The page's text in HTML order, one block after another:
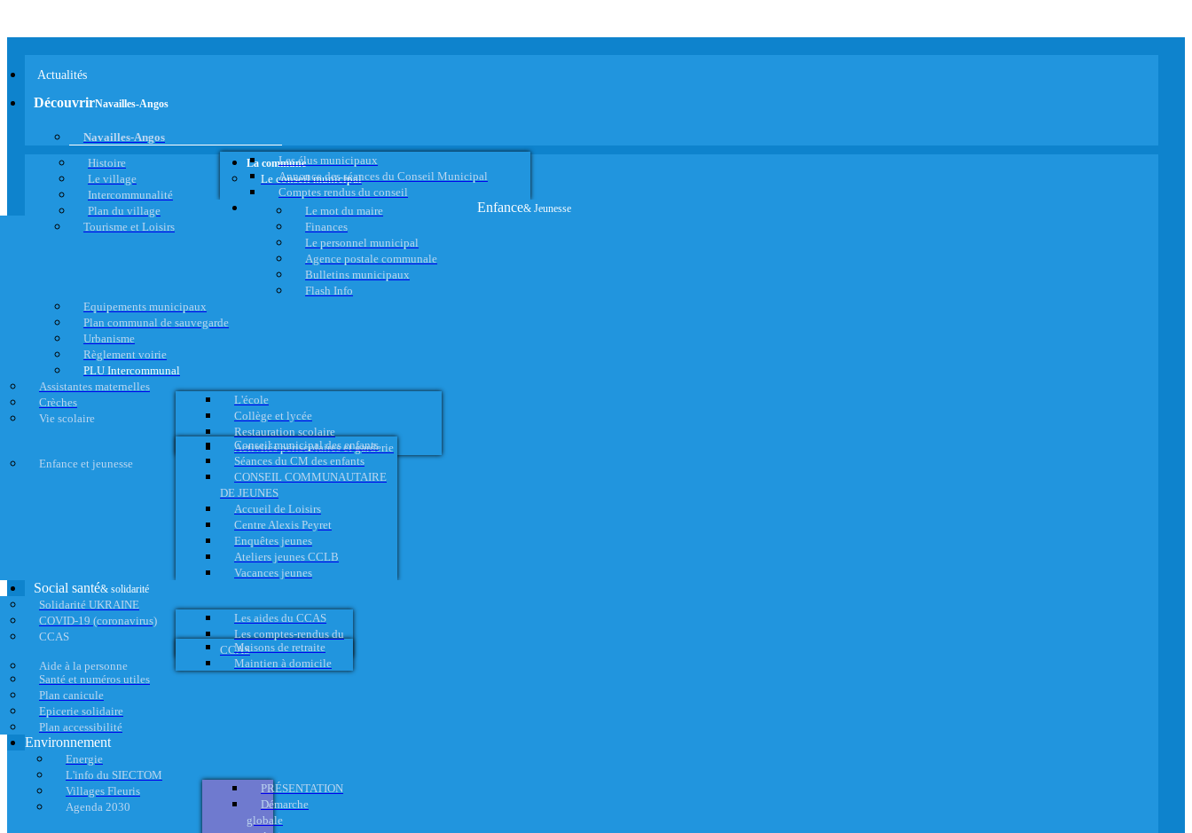
Actualités
DécouvrirNavailles-Angos
Navailles-Angos
Histoire
Le village
Intercommunalité
Plan du village
Tourisme et Loisirs
La commune
Le conseil municipal
Les élus municipaux
Annonce des séances du Conseil Municipal
Comptes rendus du conseil
Le mot du maire
Finances
Le personnel municipal
Agence postale communale
Bulletins municipaux
Flash Info
Equipements municipaux
Plan communal de sauvegarde
Urbanisme
Règlement voirie
PLU Intercommunal
Enfance& Jeunesse
Assistantes maternelles
Crèches
Vie scolaire
L'école
Collège et lycée
Restauration scolaire
Activités périscolaires et garderie
Enfance et jeunesse
Conseil municipal des enfants
Séances du CM des enfants
CONSEIL COMMUNAUTAIRE
DE JEUNES
Accueil de Loisirs
Centre Alexis Peyret
Enquêtes jeunes
Ateliers jeunes CCLB
Vacances jeunes
Social santé& solidarité
Solidarité UKRAINE
COVID-19 (coronavirus)
CCAS
Les aides du CCAS
Les comptes-rendus du
CCAS
Aide à la personne
Maisons de retraite
Maintien à domicile
Santé et numéros utiles
Plan canicule
Epicerie solidaire
Plan accessibilité
Environnement
Energie
L'info du SIECTOM
Villages Fleuris
Agenda 2030
PRÉSENTATION
Démarche
globale